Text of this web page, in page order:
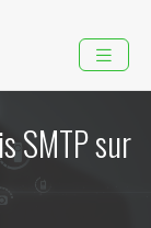
SMTP sur